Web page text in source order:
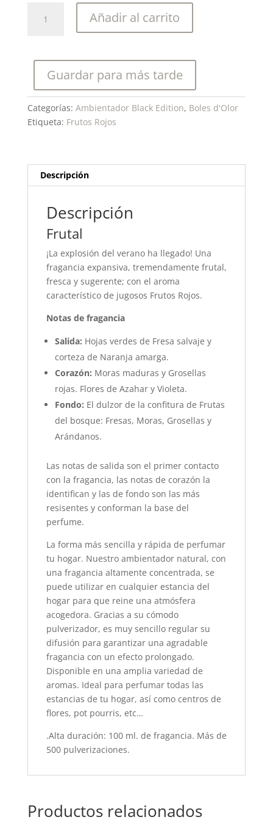
d'olor-
Spray
Black
Edition
100
ml.
Añadir al carrito
Guardar para más tarde
Categorías: Ambientador Black Edition, Boles d'Olor
Etiqueta: Frutos Rojos
Descripción
Descripción
Frutal
¡La explosión del verano ha llegado! Una
fragancia expansiva, tremendamente frutal,
fresca y sugerente; con el aroma
característico de jugosos Frutos Rojos.
Notas de fragancia
Salida: Hojas verdes de Fresa salvaje y
corteza de Naranja amarga.
Corazón: Moras maduras y Grosellas
rojas. Flores de Azahar y Violeta.
Fondo: El dulzor de la confitura de Frutas
del bosque: Fresas, Moras, Grosellas y
Arándanos.
Las notas de salida son el primer contacto
con la fragancia, las notas de corazón la
identifican y las de fondo son las más
resisentes y conforman la base del
perfume.
La forma más sencilla y rápida de perfumar
tu hogar. Nuestro ambientador natural, con
una fragancia altamente concentrada, se
puede utilizar en cualquier estancia del
hogar para que reine una atmósfera
acogedora. Gracias a su cómodo
pulverizador, es muy sencillo regular su
difusión para garantizar una agradable
fragancia con un efecto prolongado.
Disponible en una amplia variedad de
aromas. Ideal para perfumar todas las
estancias de tu hogar, así como centros de
flores, pot pourris, etc…
.Alta duración: 100 ml. de fragancia. Más de
500 pulverizaciones.
Productos relacionados